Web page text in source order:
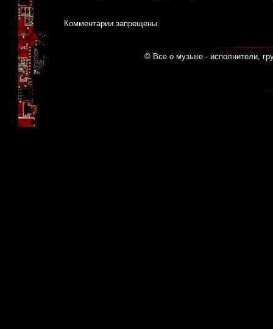
Комментарии запрещены.
© Все о музыке - исполнители,